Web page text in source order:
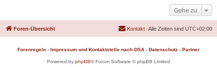
Gehe zu
Foren-Übersicht Alle Zeiten sind UTC+02:00
Kontakt
Forenregeln - Impressum und Kontaktstelle nach DSA - Datenschutz - Partner
Powered by phpBB® Forum Software © phpBB Limited